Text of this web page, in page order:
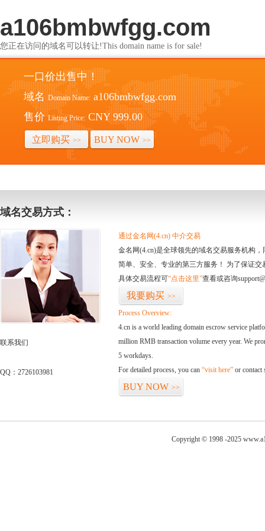
a106bmbwfgg.com
您正在访问的域名可以转让!This domain name is for sale!
一口价出售中！
域名 Domain Name: a106bmbwfgg.com
售价 Listing Price: CNY 999.00
立即购买 >> BUY NOW >>
域名交易方式：
联系我们
QQ：2726103981
通过金名网(4.cn) 中介交易
金名网(4.cn)是全球领先的域名交易服务机构
简单、安全、专业的第三方服务！ 为了保证
具体交易流程可“点击这里”查看或咨询
我要购买 >>
Process Overview:
4.cn is a world leading domain escrow service
million RMB transaction volume every year. We
5 workdays.
For detailed process, you can “visit here” or contact
BUY NOW >>
Copyright © 1998 -2025